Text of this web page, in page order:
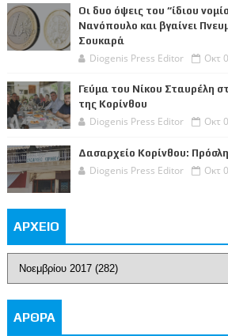
Οι δυο όψεις του “ίδιου
Νανόπουλο και βγαίνει
Σουκαρά
Diogenis Press Editor Οκτ
Γεύμα του Νίκου Σταυρέλη
της Κορίνθου
Diogenis Press Editor Οκτ
Δασαρχείο Κορίνθου:
Diogenis Press Editor Οκτ
ΑΡΧΕΙΟ
ΑΡΘΡΑ